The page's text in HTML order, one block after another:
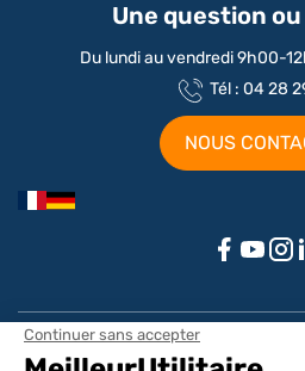
Une question
Du lundi au vendredi 9h00-
Tél : 04 28
NOUS
Aménagements par